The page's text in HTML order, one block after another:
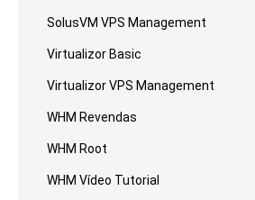
SolusVM VPS Management
Virtualizor Basic
Virtualizor VPS Management
WHM Revendas
WHM Root
WHM Vídeo Tutorial